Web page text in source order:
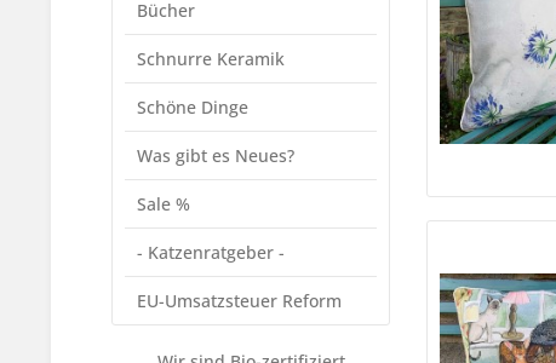
Bücher
Schnurre Keramik
Schöne Dinge
Was gibt es Neues?
Sale %
- Katzenratgeber -
EU-Umsatzsteuer Reform